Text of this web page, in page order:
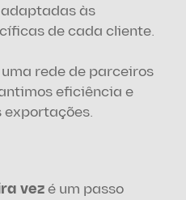
às
de cada cliente.
rede de parceiros
eficiência e
exportações.
vez é um passo